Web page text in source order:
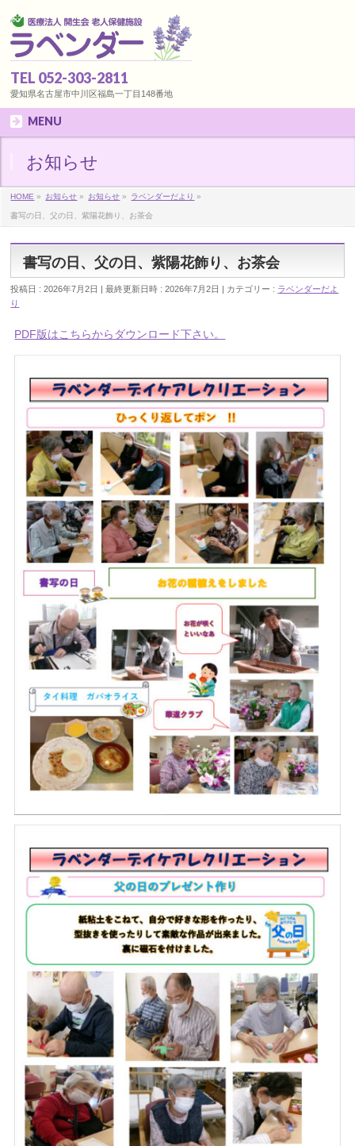
TEL 052-303-2811
愛知県名古屋市中川区福島一丁目148番地
MENU
お知らせ
HOME » お知らせ » お知らせ » ラベンダーだより »
書写の日、父の日、紫陽花飾り、お茶会
書写の日、父の日、紫陽花飾り、お茶会
投稿日 : 2026年7月2日 最終更新日時 : 2026年7月2日 カテゴリー : ラベンダーだよ
り
PDF版はこちらからダウンロード下さい。